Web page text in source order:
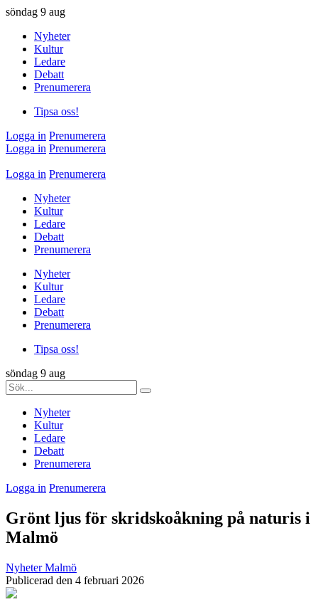
söndag 9 aug
Nyheter
Kultur
Ledare
Debatt
Prenumerera
Tipsa oss!
Logga in Prenumerera
Logga in Prenumerera
Logga in Prenumerera
Nyheter
Kultur
Ledare
Debatt
Prenumerera
Nyheter
Kultur
Ledare
Debatt
Prenumerera
Tipsa oss!
söndag 9 aug
Nyheter
Kultur
Ledare
Debatt
Prenumerera
Logga in Prenumerera
Grönt ljus för skridskoåkning på naturis i
Malmö
Nyheter Malmö
Publicerad den 4 februari 2026